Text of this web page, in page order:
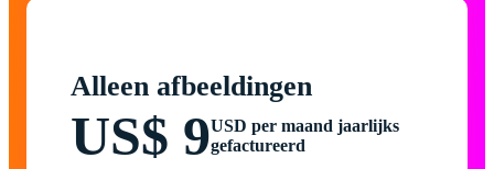
Alleen afbeeldingen
US$ 9USD per maand jaarlijks
gefactureerd